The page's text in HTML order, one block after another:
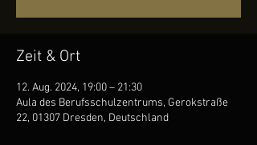
Zeit & Ort
12. Aug. 2024, 19:00 – 21:30
Aula des Berufsschulzentrums, Gerokstraße
22, 01307 Dresden, Deutschland